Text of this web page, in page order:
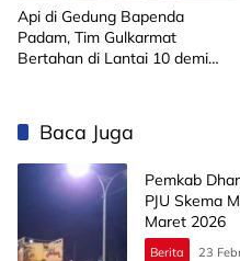
Api di Gedung Bapenda
Padam, Tim Gulkarmat
Bertahan di Lantai 10 demi
Baca Juga
Pemkab
PJU Skema
Maret 2026
Berita 23